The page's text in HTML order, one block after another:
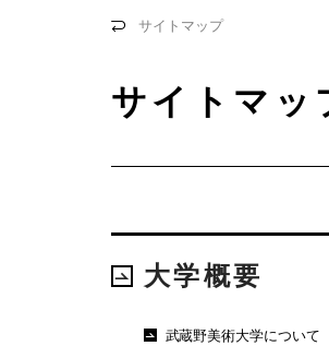
サイトマップ
サイトマッ
大学概要
武蔵野美術大学について